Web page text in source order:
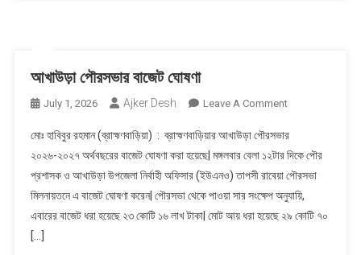
খন্দকার
আখাউড়া পৌরসভার বাজেট ঘোষণা
July 1, 2026 Ajker Desh Leave A CommentOn
পৌরসভার
বাজেট
ঘোষণা
মোঃ হাবিবুর রহমান (ব্রাহ্মণবাড়িয়া) : ব্রাহ্মণবাড়িয়ার আখাউড়া পৌরসভার
২০২৬-২০২৭ অর্থবছরের বাজেট ঘোষণা করা হয়েছে| মঙ্গলবার বেলা ১২টার দিকে পৌর
প্রশাসক ও আখাউড়া উপজেলা নির্বাহী অফিসার (ইউএনও) তাপসী রাবেয়া পৌরসভা
মিলনায়তনে এ বাজেট ঘোষণা করেন| পৌরসভা থেকে পাওয়া সার সংক্ষেপ অনুযায়ি,
এবারের বাজেট ধরা হয়েছে ২৩ কোটি ১৬ লাখ টাকা| মোট আয় ধরা হয়েছে ২৯ কোটি ৭০
[…]